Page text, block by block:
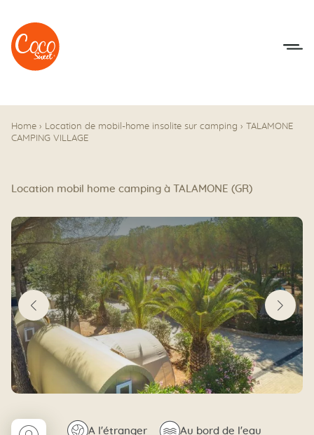
Aller au menu
Aller au contenu
Home › Location de mobil-home insolite sur camping › TALAMONE
CAMPING VILLAGE
Location mobil home camping à TALAMONE (GR)
A l'étranger Au bord de l'eau